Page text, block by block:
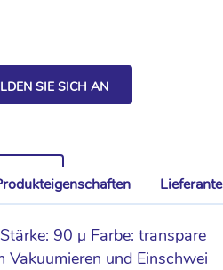
SIE SICH AN
90 µ Farbe: transpare
Vakuumieren und Einschwei